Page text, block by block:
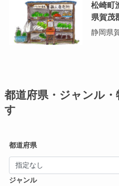
松崎町
県賀茂
静岡県
都道府県・ジャンル
す
都道府県
ジャンル